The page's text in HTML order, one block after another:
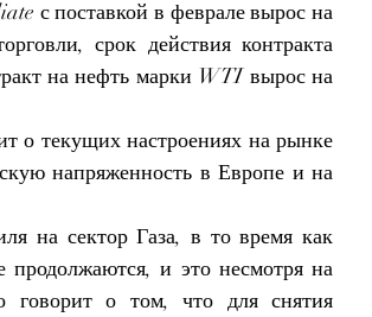
с поставкой в ​​феврале вырос на
срок действия контракта
на нефть марки WTI вырос на
о текущих настроениях на рынке
напряженность в Европе и на
на сектор Газа, в то время как
продолжаются, и это несмотря на
о том, что для снятия